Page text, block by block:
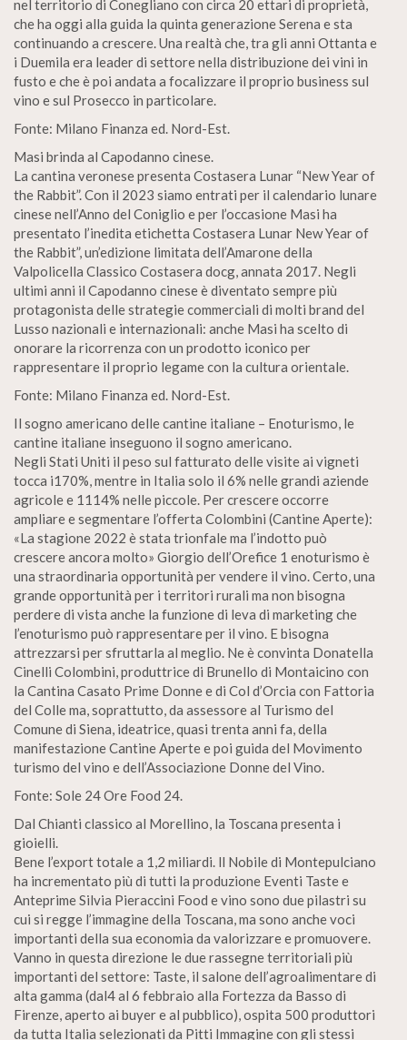
nel territorio di Conegliano con circa 20 ettari di proprietà,
che ha oggi alla guida la quinta generazione Serena e sta
continuando a crescere. Una realtà che, tra gli anni Ottanta e
i Duemila era leader di settore nella distribuzione dei vini in
fusto e che è poi andata a focalizzare il proprio business sul
vino e sul Prosecco in particolare.
Fonte: Milano Finanza ed. Nord-Est.
Masi brinda al Capodanno cinese.
La cantina veronese presenta Costasera Lunar “New Year of
the Rabbit”. Con il 2023 siamo entrati per il calendario lunare
cinese nell’Anno del Coniglio e per l’occasione Masi ha
presentato l’inedita etichetta Costasera Lunar New Year of
the Rabbit”, un’edizione limitata dell’Amarone della
Valpolicella Classico Costasera docg, annata 2017. Negli
ultimi anni il Capodanno cinese è diventato sempre più
protagonista delle strategie commerciali di molti brand del
Lusso nazionali e internazionali: anche Masi ha scelto di
onorare la ricorrenza con un prodotto iconico per
rappresentare il proprio legame con la cultura orientale.
Fonte: Milano Finanza ed. Nord-Est.
Il sogno americano delle cantine italiane – Enoturismo, le
cantine italiane inseguono il sogno americano.
Negli Stati Uniti il peso sul fatturato delle visite ai vigneti
tocca i170%, mentre in Italia solo il 6% nelle grandi aziende
agricole e 1114% nelle piccole. Per crescere occorre
ampliare e segmentare l’offerta Colombini (Cantine Aperte):
«La stagione 2022 è stata trionfale ma l’indotto può
crescere ancora molto» Giorgio dell’Orefice 1 enoturismo è
una straordinaria opportunità per vendere il vino. Certo, una
grande opportunità per i territori rurali ma non bisogna
perdere di vista anche la funzione di leva di marketing che
l’enoturismo può rappresentare per il vino. E bisogna
attrezzarsi per sfruttarla al meglio. Ne è convinta Donatella
Cinelli Colombini, produttrice di Brunello di Montaicino con
la Cantina Casato Prime Donne e di Col d’Orcia con Fattoria
del Colle ma, soprattutto, da assessore al Turismo del
Comune di Siena, ideatrice, quasi trenta anni fa, della
manifestazione Cantine Aperte e poi guida del Movimento
turismo del vino e dell’Associazione Donne del Vino.
Fonte: Sole 24 Ore Food 24.
Dal Chianti classico al Morellino, la Toscana presenta i
gioielli.
Bene l’export totale a 1,2 miliardi. ll Nobile di Montepulciano
ha incrementato più di tutti la produzione Eventi Taste e
Anteprime Silvia Pieraccini Food e vino sono due pilastri su
cui si regge l’immagine della Toscana, ma sono anche voci
importanti della sua economia da valorizzare e promuovere.
Vanno in questa direzione le due rassegne territoriali più
importanti del settore: Taste, il salone dell’agroalimentare di
alta gamma (dal4 al 6 febbraio alla Fortezza da Basso di
Firenze, aperto ai buyer e al pubblico), ospita 500 produttori
da tutta Italia selezionati da Pitti Immagine con gli stessi